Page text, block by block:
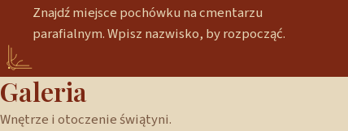
Znajdź miejsce pochówku na cmentarzu
parafialnym. Wpisz nazwisko, by rozpocząć.
Galeria
Wnętrze i otoczenie świątyni.